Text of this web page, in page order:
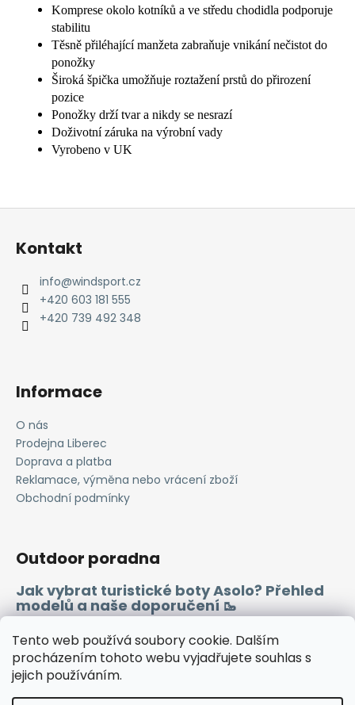
Tento web používá soubory cookie. Dalším
procházením tohoto webu vyjadřujete souhlas s
jejich používáním.
Komprese okolo kotníků a ve středu chodidla podporuje
stabilitu
Těsně přiléhající manžeta zabraňuje vnikání nečistot do
ponožky
Široká špička umožňuje roztažení prstů do přirození
pozice
Ponožky drží tvar a nikdy se nesrazí
Doživotní záruka na výrobní vady
Vyrobeno v UK
Z
Kontakt
info@windsport.cz
+420 603 181 555
+420 739 492 348
Informace
O nás
Prodejna Liberec
Doprava a platba
Reklamace, výměna nebo vrácení zboží
Obchodní podmínky
Outdoor poradna
Jak vybrat turistické boty Asolo? Přehled
modelů a naše doporučení 🥾